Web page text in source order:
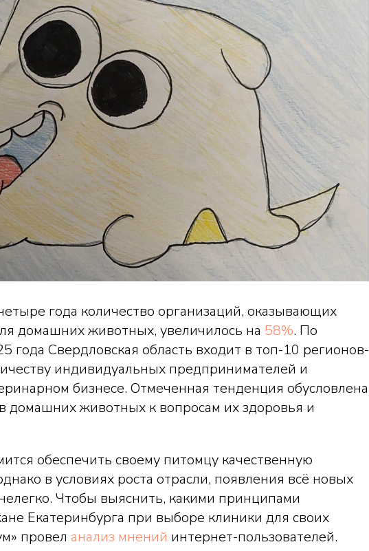
года количество организаций, оказывающих
домашних животных, увеличилось на 58%. По
года Свердловская область входит в топ-10 регионов-
индивидуальных предпринимателей и
бизнесе. Отмеченная тенденция обусловлена
домашних животных к вопросам их здоровья и
обеспечить своему питомцу качественную
в условиях роста отрасли, появления всё новых
Чтобы выяснить, какими принципами
Екатеринбурга при выборе клиники для своих
провел анализ мнений интернет-пользователей.